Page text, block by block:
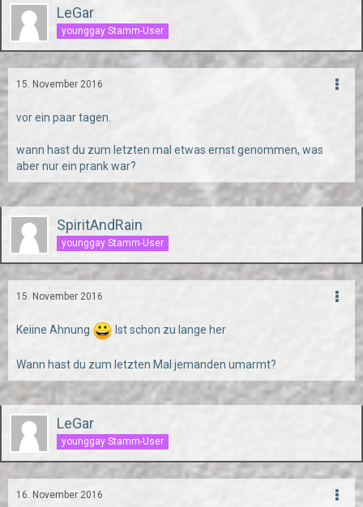
LeGar
younggay Stamm-User
15. November 2016
vor ein paar tagen.
wann hast du zum letzten mal etwas ernst genommen, was
aber nur ein prank war?
SpiritAndRain
younggay Stamm-User
15. November 2016
Keiine Ahnung Ist schon zu lange her
Wann hast du zum letzten Mal jemanden umarmt?
LeGar
younggay Stamm-User
16. November 2016